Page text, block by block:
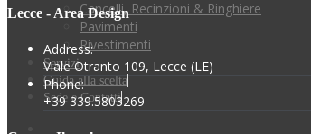
Cancelli, Recinzioni & Ringhiere
Pavimenti
Rivestimenti
Servizi
Guida alla scelta
Sede e Contatti
Lecce - Area Design
Address:
Viale Otranto 109, Lecce (LE)
Phone:
+39 339.5803269